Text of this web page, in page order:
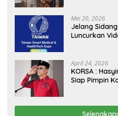
MBG, Perkuat
Pemerintah
Mei 20, 2026
Jelang
Luncurkan
April 24, 2026
KORSA :
Siap Pimpin